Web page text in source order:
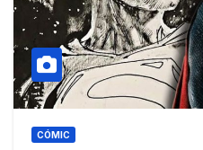
CÓMIC